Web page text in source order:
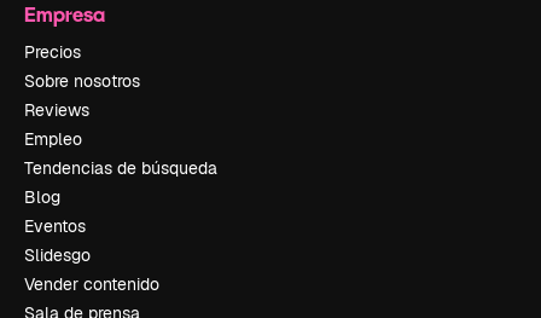
Empresa
Precios
Sobre nosotros
Reviews
Empleo
Tendencias de búsqueda
Blog
Eventos
Slidesgo
Vender contenido
Sala de prensa